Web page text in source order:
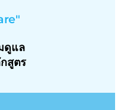
ดูแล
สูตร